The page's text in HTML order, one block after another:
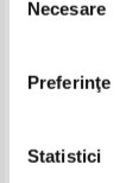
consimțământului
Necesare
Preferinţe
Statistici